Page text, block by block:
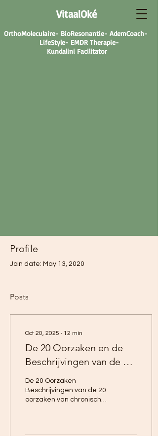
VitaalOké
OrthoMoleculaire- BioResonantie- AdemCoach-
LifeStyle- EMDR Therapie-
Kundalini Facilitator
Profile
Join date: May 13, 2020
Posts
Oct 20, 2025 ∙ 12 min
De 20 Oorzaken en de
Beschrijvingen van de 20
oorzaken van chronische
klachten
De 20 Oorzaken
Beschrijvingen van de 20
oorzaken van chronische
betrekking op de